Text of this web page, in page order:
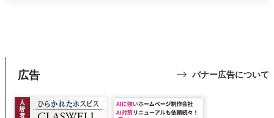
広告 バナー広告について